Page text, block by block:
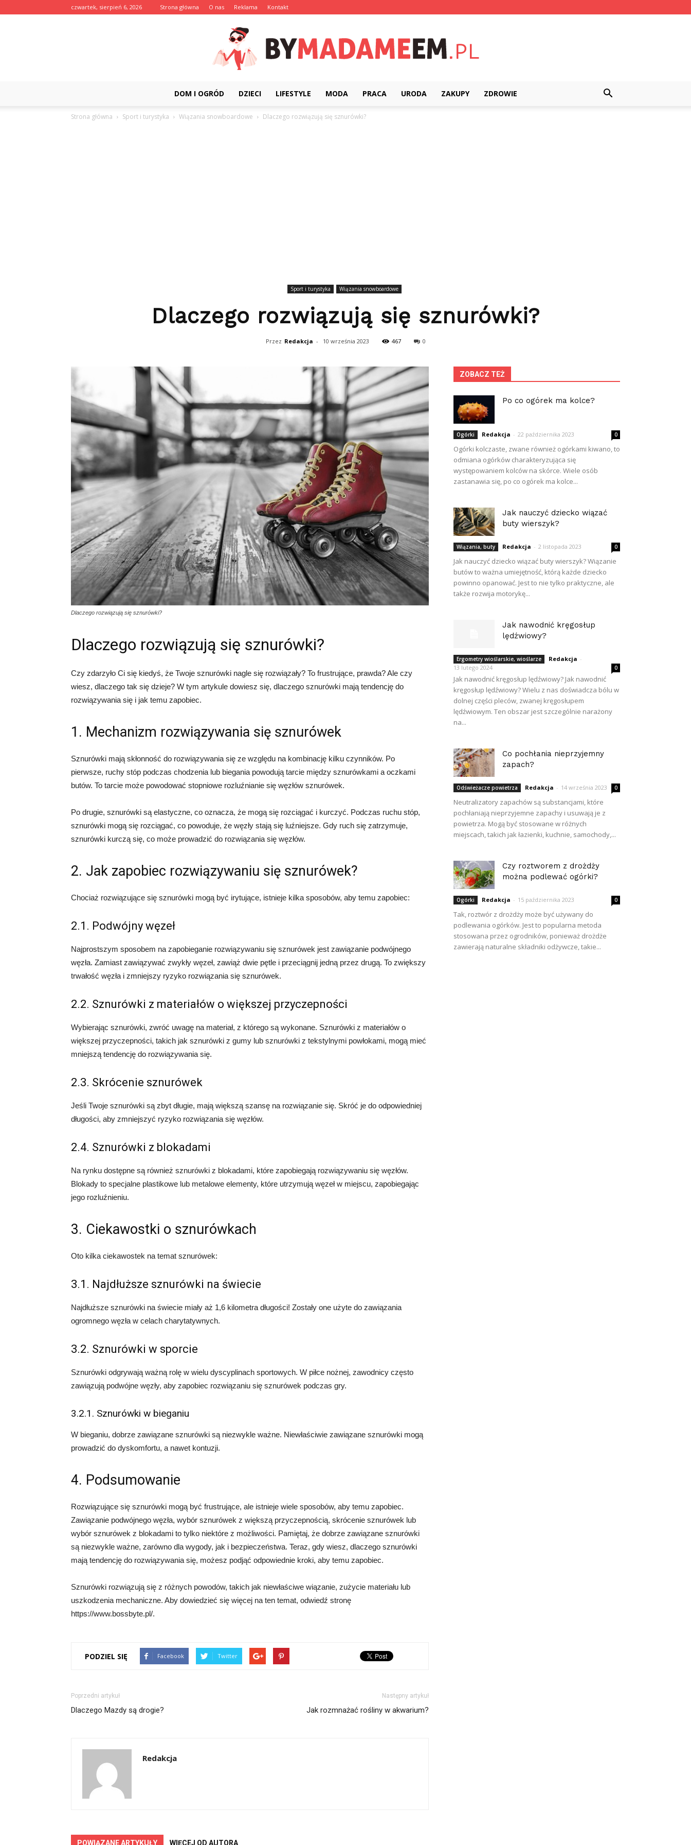
czwartek, sierpień 6, 2026 Strona główna O nas Reklama Kontakt
DOM I OGRÓD DZIECI LIFESTYLE MODA PRACA URODA ZAKUPY ZDROWIE
Strona główna Sport i turystyka Wiązania snowboardowe Dlaczego rozwiązują się sznurówki?
Sport i turystyka Wiązania snowboardowe
Dlaczego rozwiązują się sznurówki?
Przez Redakcja - 10 września 2023 467 0
Dlaczego rozwiązują się sznurówki?
Dlaczego rozwiązują się sznurówki?
Czy zdarzyło Ci się kiedyś, że Twoje sznurówki nagle się rozwiązały? To frustrujące, prawda? Ale czy
wiesz, dlaczego tak się dzieje? W tym artykule dowiesz się, dlaczego sznurówki mają tendencję do
rozwiązywania się i jak temu zapobiec.
1. Mechanizm rozwiązywania się sznurówek
Sznurówki mają skłonność do rozwiązywania się ze względu na kombinację kilku czynników. Po
pierwsze, ruchy stóp podczas chodzenia lub biegania powodują tarcie między sznurówkami a oczkami
butów. To tarcie może powodować stopniowe rozluźnianie się węzłów sznurówek.
Po drugie, sznurówki są elastyczne, co oznacza, że mogą się rozciągać i kurczyć. Podczas ruchu stóp,
sznurówki mogą się rozciągać, co powoduje, że węzły stają się luźniejsze. Gdy ruch się zatrzymuje,
sznurówki kurczą się, co może prowadzić do rozwiązania się węzłów.
2. Jak zapobiec rozwiązywaniu się sznurówek?
Chociaż rozwiązujące się sznurówki mogą być irytujące, istnieje kilka sposobów, aby temu zapobiec:
2.1. Podwójny węzeł
Najprostszym sposobem na zapobieganie rozwiązywaniu się sznurówek jest zawiązanie podwójnego
węzła. Zamiast zawiązywać zwykły węzeł, zawiąż dwie pętle i przeciągnij jedną przez drugą. To zwiększy
trwałość węzła i zmniejszy ryzyko rozwiązania się sznurówek.
2.2. Sznurówki z materiałów o większej przyczepności
Wybierając sznurówki, zwróć uwagę na materiał, z którego są wykonane. Sznurówki z materiałów o
większej przyczepności, takich jak sznurówki z gumy lub sznurówki z tekstylnymi powłokami, mogą mieć
mniejszą tendencję do rozwiązywania się.
2.3. Skrócenie sznurówek
Jeśli Twoje sznurówki są zbyt długie, mają większą szansę na rozwiązanie się. Skróć je do odpowiedniej
długości, aby zmniejszyć ryzyko rozwiązania się węzłów.
2.4. Sznurówki z blokadami
Na rynku dostępne są również sznurówki z blokadami, które zapobiegają rozwiązywaniu się węzłów.
Blokady to specjalne plastikowe lub metalowe elementy, które utrzymują węzeł w miejscu, zapobiegając
jego rozluźnieniu.
3. Ciekawostki o sznurówkach
Oto kilka ciekawostek na temat sznurówek:
3.1. Najdłuższe sznurówki na świecie
Najdłuższe sznurówki na świecie miały aż 1,6 kilometra długości! Zostały one użyte do zawiązania
ogromnego węzła w celach charytatywnych.
3.2. Sznurówki w sporcie
Sznurówki odgrywają ważną rolę w wielu dyscyplinach sportowych. W piłce nożnej, zawodnicy często
zawiązują podwójne węzły, aby zapobiec rozwiązaniu się sznurówek podczas gry.
3.2.1. Sznurówki w bieganiu
W bieganiu, dobrze zawiązane sznurówki są niezwykle ważne. Niewłaściwie zawiązane sznurówki mogą
prowadzić do dyskomfortu, a nawet kontuzji.
4. Podsumowanie
Rozwiązujące się sznurówki mogą być frustrujące, ale istnieje wiele sposobów, aby temu zapobiec.
Zawiązanie podwójnego węzła, wybór sznurówek z większą przyczepnością, skrócenie sznurówek lub
wybór sznurówek z blokadami to tylko niektóre z możliwości. Pamiętaj, że dobrze zawiązane sznurówki
są niezwykle ważne, zarówno dla wygody, jak i bezpieczeństwa. Teraz, gdy wiesz, dlaczego sznurówki
mają tendencję do rozwiązywania się, możesz podjąć odpowiednie kroki, aby temu zapobiec.
Sznurówki rozwiązują się z różnych powodów, takich jak niewłaściwe wiązanie, zużycie materiału lub
uszkodzenia mechaniczne. Aby dowiedzieć się więcej na ten temat, odwiedź stronę
https://www.bossbyte.pl/.
PODZIEL SIĘ Facebook Twitter
Poprzedni artykuł
Dlaczego Mazdy są drogie?
Następny artykuł
Jak rozmnażać rośliny w akwarium?
Redakcja
POWIĄZANE ARTYKUŁY WIĘCEJ OD AUTORA
ZOBACZ TEŻ
Po co ogórek ma kolce?
Ogórki Redakcja - 22 października 2023 0
Ogórki kolczaste, zwane również ogórkami kiwano, to
odmiana ogórków charakteryzująca się
występowaniem kolców na skórce. Wiele osób
zastanawia się, po co ogórek ma kolce...
Jak nauczyć dziecko wiązać
buty wierszyk?
Wiązania, buty Redakcja - 2 listopada 2023 0
Jak nauczyć dziecko wiązać buty wierszyk? Wiązanie
butów to ważna umiejętność, którą każde dziecko
powinno opanować. Jest to nie tylko praktyczne, ale
także rozwija motorykę...
Jak nawodnić kręgosłup
lędźwiowy?
Ergometry wioślarskie, wioślarze Redakcja -
13 lutego 2024
0
Jak nawodnić kręgosłup lędźwiowy? Jak nawodnić
kręgosłup lędźwiowy? Wielu z nas doświadcza bólu w
dolnej części pleców, zwanej kręgosłupem
lędźwiowym. Ten obszar jest szczególnie narażony
na...
Co pochłania nieprzyjemny
zapach?
Odświeżacze powietrza Redakcja - 14 września 2023 0
Neutralizatory zapachów są substancjami, które
pochłaniają nieprzyjemne zapachy i usuwają je z
powietrza. Mogą być stosowane w różnych
miejscach, takich jak łazienki, kuchnie, samochody,...
Czy roztworem z drożdży
można podlewać ogórki?
Ogórki Redakcja - 15 października 2023 0
Tak, roztwór z drożdży może być używany do
podlewania ogórków. Jest to popularna metoda
stosowana przez ogrodników, ponieważ drożdże
zawierają naturalne składniki odżywcze, takie...